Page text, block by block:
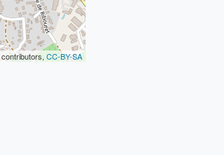
contributors, CC-BY-SA